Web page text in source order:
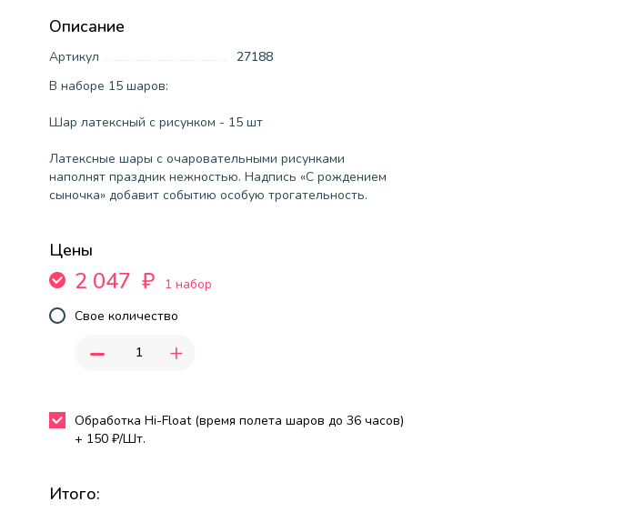
Описание
Артикул
27188
В наборе 15 шаров:
Шар латексный с рисунком - 15 шт
Латексные шары с очаровательными рисунками
наполнят праздник нежностью. Надпись «С рождением
сыночка» добавит событию особую трогательность.
Цены
2 047 ₽
1 набор
Свое количество
- +
Обработка Hi-Float (время полета шаров до 36 часов)
+ 150 ₽/Шт.
Итого: